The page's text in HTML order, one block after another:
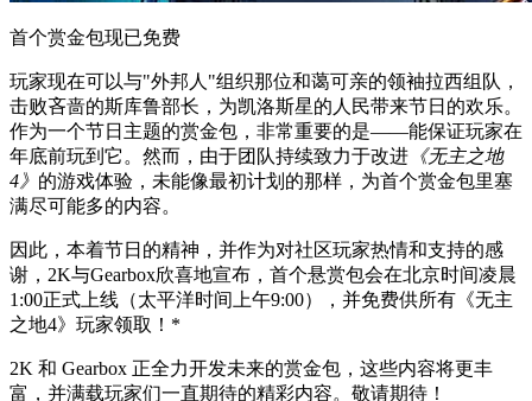
首个赏金包现已免费
玩家现在可以与"外邦人"组织那位和蔼可亲的领袖拉西组队，
击败吝啬的斯库鲁部长，为凯洛斯星的人民带来节日的欢乐。
作为一个节日主题的赏金包，非常重要的是——能保证玩家在
年底前玩到它。然而，由于团队持续致力于改进 《无主之地
4》 的游戏体验，未能像最初计划的那样，为首个赏金包里塞
满尽可能多的内容。
因此，本着节日的精神，并作为对社区玩家热情和支持的感
谢，2K与Gearbox欣喜地宣布，首个悬赏包会在北京时间凌晨
1:00正式上线（太平洋时间上午9:00），并免费供所有《无主
之地4》玩家领取！*
2K 和 Gearbox 正全力开发未来的赏金包，这些内容将更丰
富，并满载玩家们一直期待的精彩内容。敬请期待！